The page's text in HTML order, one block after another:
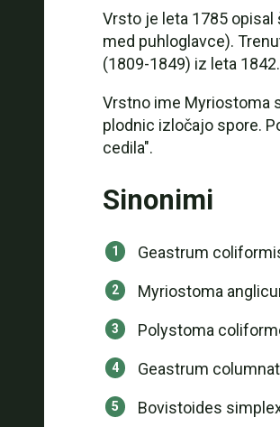
Vrsto je leta 1785
med puhloglavce).
(1809-1849) iz leta 1842.
Vrstno ime Myriostoma
plodnic izločajo spore.
cedila".
Sinonimi
Geastrum
Myriostoma
Polystoma
Geastrum
Bovistoides